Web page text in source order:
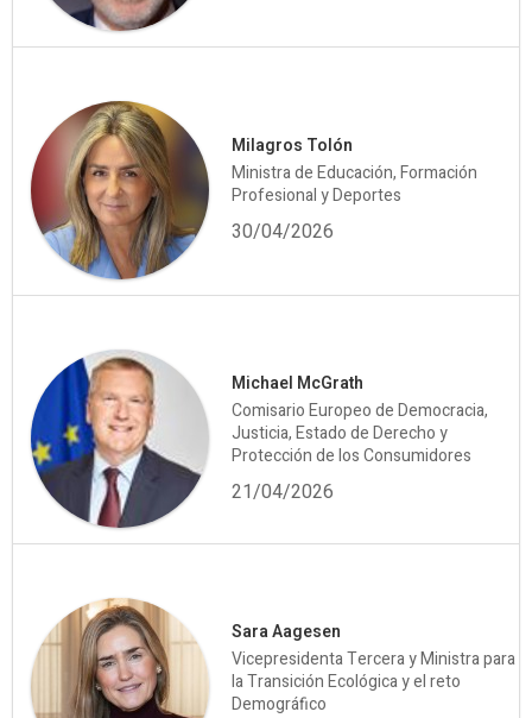
Milagros Tolón
Ministra de Educación, Formación
Profesional y Deportes
30/04/2026
Michael McGrath
Comisario Europeo de Democracia,
Justicia, Estado de Derecho y
Protección de los Consumidores
21/04/2026
Sara Aagesen
Vicepresidenta Tercera y Ministra para
la Transición Ecológica y el reto
Demográfico